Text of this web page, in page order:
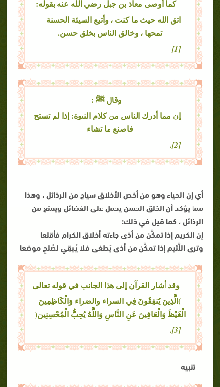
كما أوصى معاذ بن جبل رضي الله عنه بقوله:
اتق الله حيث ما كنت ، وأتبع السيئة الحسنة
تمحها ، وخالق الناس بخلق حسن.
[1]
وقال ﷺ :
إن مما أدرك الناس من كلام النبوة: إذا لم تستح
فاصنع ما تشاء
[2].
أي إن الحياء وهو من أخص الأخلاق سياج من الرذائل ، وهذا
مما يؤكد أن الخلق الحسن يحمل على الفضائل ويمنع من
الرذائل ، كما قيل في ذلك:
إن الكريم إذا تمكَّن من أذى جاءته أخلاق الكرام فأقلعا
وترى اللَّئيم إذا تمكَّن من أذى يَطغى فلا يُـبقِي لصُلحٍ موضعا
وقد أشار القرآن إلى هذا الجانب في قوله تعالى
)الَّذِينَ يُنفِقُونَ فِي السراء والضراء وَالْكَاظِمِينَ
الْغَيْظَ وَالْعَافِينَ عَنِ النَّاسِ وَاللَّهُ يُحِبُّ الْمُحْسِنِين(
[3].
تنبيه